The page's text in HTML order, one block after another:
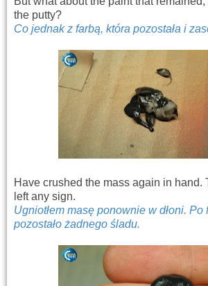
the putty?
Co jednak z farbą, która pozostała i
Have crushed the mass again in hand.
left any sign.
Ugniotłem masę ponownie w dłoni. Po
pozostało żadnego śladu.